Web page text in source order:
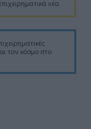
νέα
τον κόσμο στο